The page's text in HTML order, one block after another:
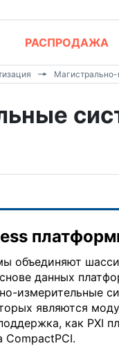
РАСПРОДАЖА
Магистрально-
объединяют
данных
измерительные
являются
как PXI
CompactPCI.